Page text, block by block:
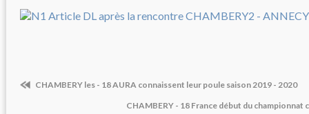
CHAMBERY les - 18 AURA connaissent leur poule saison 2019 - 2020
CHAMBERY - 18 France début du championnat